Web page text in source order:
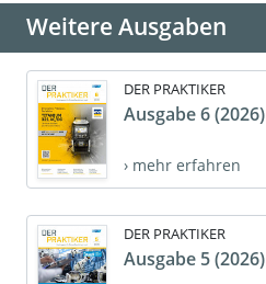
Weitere Ausgaben
DER PRAKTIKER
Ausgabe 6 (2026)
› mehr erfahren
DER PRAKTIKER
Ausgabe 5 (2026)